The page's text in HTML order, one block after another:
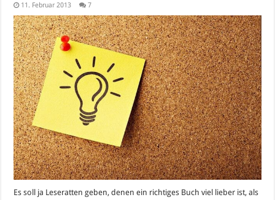
11. Februar 2013 7
Es soll ja Leseratten geben, denen ein richtiges Buch viel lieber ist, als